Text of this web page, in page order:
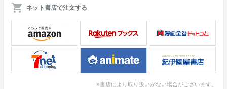
ネット書店で注文する
※書店により取り扱いがない場合がございます。